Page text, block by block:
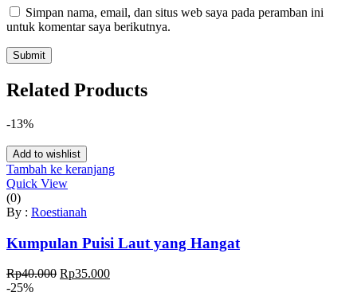
Simpan nama, email, dan situs web saya pada peramban ini
untuk komentar saya berikutnya.
Related Products
-13%
Add to wishlist
Tambah ke keranjang
Quick View
(0)
By : Roestianah
Kumpulan Puisi Laut yang Hangat
Rp40.000 Harga
Rp35.000Harga
-25%